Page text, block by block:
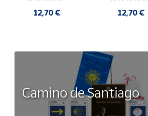
12,70 € 12,70 €
Camino de Santiago